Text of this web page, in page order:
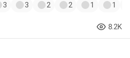
3 3 2 2 1 1
8.2K